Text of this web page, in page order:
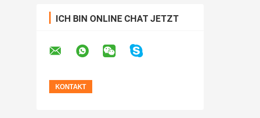
ICH BIN ONLINE CHAT JETZT